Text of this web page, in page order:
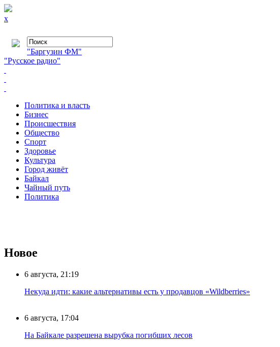
x
"Баргузин ФМ"
"Русское радио"
Политика и власть
Бизнес
Происшествия
Общество
Cпорт
Здоровье
Культура
Город живёт
Байкал
Чайный путь
Политика
Новое
6 августа, 21:19
Некуда идти: какие альтернативы есть у продавцов «Wildberries»
6 августа, 17:04
На Байкале разрешена вырубка погибших лесов